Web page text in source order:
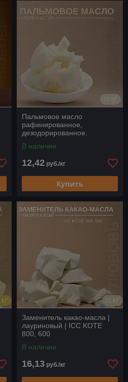
Пальмовое масло
рафинированное,
дезодорированное.
В наличии
12,42 руб./кг
Купить
Заменитель какао-масла |
лауриновый | ICC KOTE
800, 600
В наличии
16,13 руб./кг